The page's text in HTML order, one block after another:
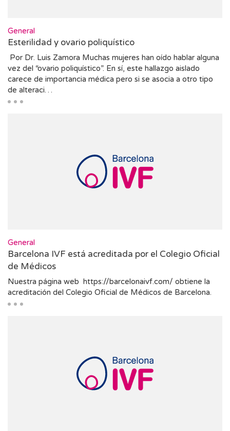
General
Esterilidad y ovario poliquístico
Por Dr. Luis Zamora Muchas mujeres han oído hablar alguna
vez del “ovario poliquístico”. En sí, este hallazgo aislado
carece de importancia médica pero si se asocia a otro tipo
de alteraci…
General
Barcelona IVF está acreditada por el Colegio Oficial
de Médicos
Nuestra página web https://barcelonaivf.com/ obtiene la
acreditación del Colegio Oficial de Médicos de Barcelona.